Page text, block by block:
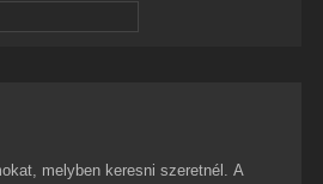
melyben keresni szeretnél. A